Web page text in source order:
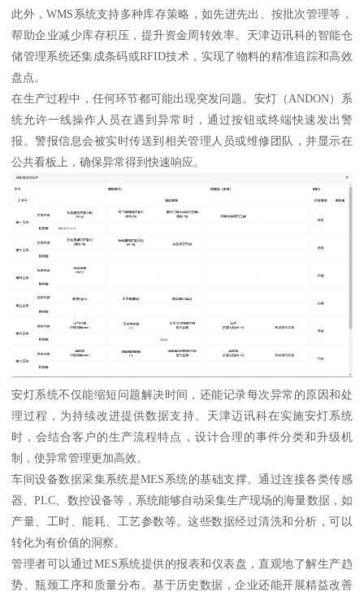
此外，WMS系统支持多种库存策略，如先进先出、按批次管理等，
帮助企业减少库存积压，提升资金周转效率。天津迈讯科的智能仓
储管理系统还集成条码或RFID技术，实现了物料的精准追踪和高效
盘点。
在生产过程中，任何环节都可能出现突发问题。安灯（ANDON）系
统允许一线操作人员在遇到异常时，通过按钮或终端快速发出警
报。警报信息会被实时传送到相关管理人员或维修团队，并显示在
公共看板上，确保异常得到快速响应。
安灯系统不仅能缩短问题解决时间，还能记录每次异常的原因和处
理过程，为持续改进提供数据支持。天津迈讯科在实施安灯系统
时，会结合客户的生产流程特点，设计合理的事件分类和升级机
制，使异常管理更加高效。
车间设备数据采集系统是MES系统的基础支撑。通过连接各类传感
器、PLC、数控设备等，系统能够自动采集生产现场的海量数据，如
产量、工时、能耗、工艺参数等。这些数据经过清洗和分析，可以
转化为有价值的洞察。
管理者可以通过MES系统提供的报表和仪表盘，直观地了解生产趋
势、瓶颈工序和质量分布。基于历史数据，企业还能开展精益改善